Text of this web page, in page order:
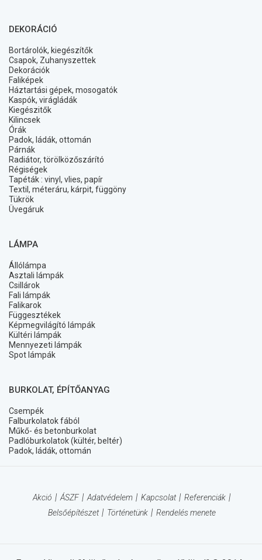
DEKORÁCIÓ
Bortárolók, kiegészítők
Csapok, Zuhanyszettek
Dekorációk
Faliképek
Háztartási gépek, mosogatók
Kaspók, virágládák
Kiegészitők
Kilincsek
Órák
Padok, ládák, ottomán
Párnák
Radiátor, törölközőszárító
Régiségek
Tapéták : vinyl, vlies, papír
Textil, méteráru, kárpit, függöny
Tükrök
Üvegáruk
LÁMPA
Állólámpa
Asztali lámpák
Csillárok
Fali lámpák
Falikarok
Függesztékek
Képmegvilágító lámpák
Kültéri lámpák
Mennyezeti lámpák
Spot lámpák
BURKOLAT, ÉPÍTŐANYAG
Csempék
Falburkolatok fából
Műkő- és betonburkolat
Padlóburkolatok (kültér, beltér)
Padok, ládák, ottomán
Akció ÁSZF Adatvédelem Kapcsolat
Referenciák
Belsőépítészet
Történetünk Rendelés menete